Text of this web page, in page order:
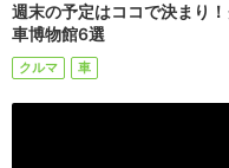
週末の予定はココで決まり
車博物館6選
クルマ 車